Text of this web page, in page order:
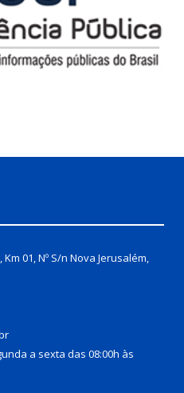
01, Nº S/n Nova Jerusalém,
a sexta das 08:00h às